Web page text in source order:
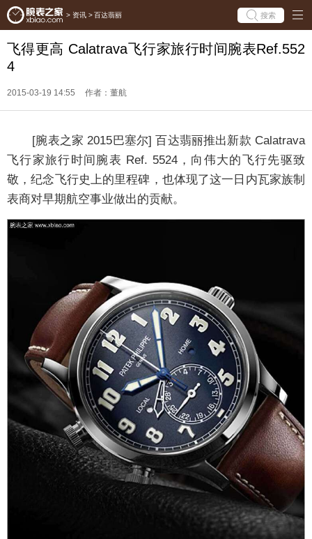
> 资讯 > 百达翡丽 搜索
飞得更高 Calatrava飞行家旅行时间腕表Ref.552
4
2015-03-19 14:55 作者：董航
[腕表之家 2015巴塞尔]百达翡丽推出新款 Calatrava
飞行家旅行时间腕表 Ref. 5524，向伟大的飞行先驱致
敬，纪念飞行史上的里程碑，也体现了这一日内瓦家族制
表商对早期航空事业做出的贡献。